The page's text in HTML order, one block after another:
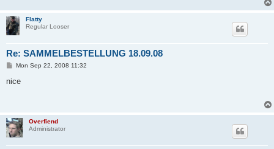
Flatty
Regular Looser
Re: SAMMELBESTELLUNG 18.09.08
P
s
Mon Sep 22, 2008 11:32
nice
Overfiend
Administrator